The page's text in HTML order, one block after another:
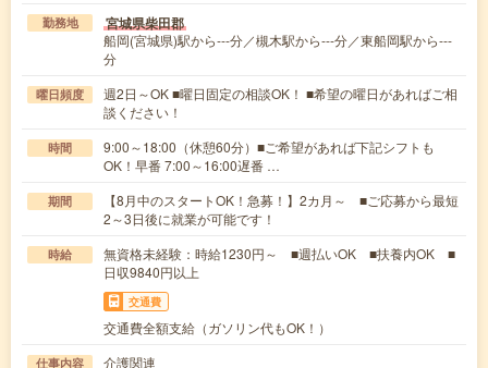
勤務地 宮城県柴田郡
船岡(宮城県)駅から---分／槻木駅から---分／東船岡駅から---
分
曜日頻度
週2日～OK ■曜日固定の相談OK！ ■希望の曜日があればご相
談ください！
時間
9:00～18:00（休憩60分）■ご希望があれば下記シフトも
OK！早番 7:00～16:00遅番 …
期間
【8月中のスタートOK！急募！】2カ月～ ■ご応募から最短
2～3日後に就業が可能です！
時給
無資格未経験：時給1230円～ ■週払いOK ■扶養内OK ■
日収9840円以上
交通費
交通費全額支給（ガソリン代もOK！）
仕事内容
介護関連